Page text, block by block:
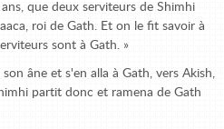
que deux serviteurs de Shimhi
roi de Gath. Et on le fit savoir à
sont à Gath. »
âne et s'en alla à Gath, vers Akish,
partit donc et ramena de Gath